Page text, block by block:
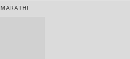
MARATHI